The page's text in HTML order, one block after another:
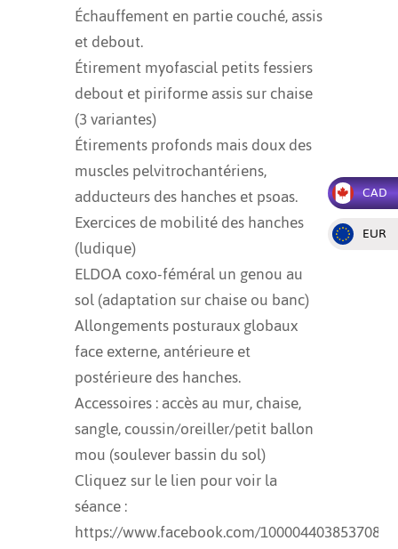
CAD
EUR
Échauffement en partie couché, assis
et debout.
Étirement myofascial petits fessiers
debout et piriforme assis sur chaise
(3 variantes)
Étirements profonds mais doux des
muscles pelvitrochantériens,
adducteurs des hanches et psoas.
Exercices de mobilité des hanches
(ludique)
ELDOA coxo-féméral un genou au
sol (adaptation sur chaise ou banc)
Allongements posturaux globaux
face externe, antérieure et
postérieure des hanches.
Accessoires : accès au mur, chaise,
sangle, coussin/oreiller/petit ballon
mou (soulever bassin du sol)
Cliquez sur le lien pour voir la
séance :
https://www.facebook.com/100004403853708/